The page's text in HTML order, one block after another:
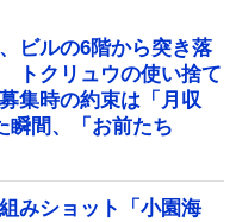
ビルの6階から突き落
クリュウの使い捨て
集時の約束は「月収
瞬間、「お前たち
みショット「小園海